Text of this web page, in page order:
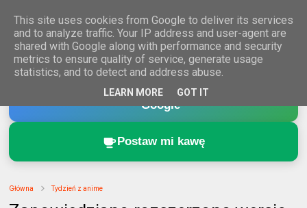
Dodaj Animeholik.pl do ulubionych źródeł w
Google
Postaw mi kawę
Główna Tydzień z anime
This site uses cookies from Google to deliver its services
and to analyze traffic. Your IP address and user-agent are
shared with Google along with performance and security
metrics to ensure quality of service, generate usage
statistics, and to detect and address abuse.
LEARN MORE GOT IT